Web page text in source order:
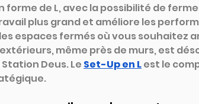
forme de L, avec la possibilité de
plus grand et améliore les
espaces fermés où vous souhaitez
même près de murs, est
Deus. Le Set-Up en Lest le